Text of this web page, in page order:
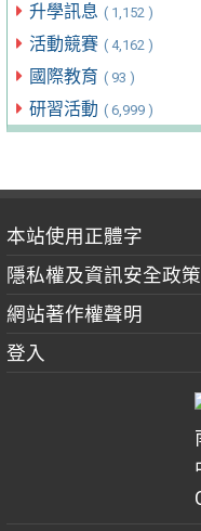
升學訊息 ( 1,152 )
活動競賽 ( 4,162 )
國際教育 ( 93 )
研習活動 ( 6,999 )
本站使用正體字
隱私權及資訊安全政策
網站著作權聲明
登入